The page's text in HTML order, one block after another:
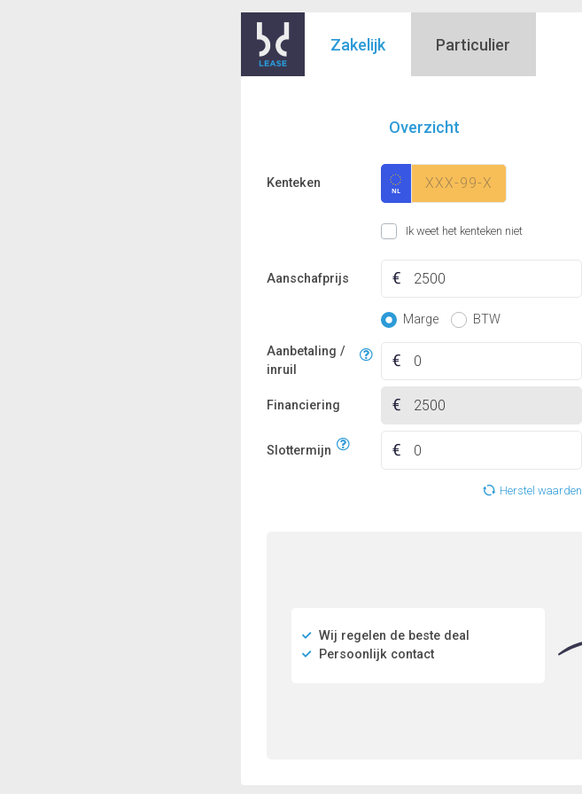
Zakelijk Particulier
Overzicht
Kenteken
Ik weet het kenteken niet
Aanschafprijs
Marge BTW
Aanbetaling /
inruil
Financiering
Slottermijn
Herstel waarden
Wij regelen de beste deal
Persoonlijk contact